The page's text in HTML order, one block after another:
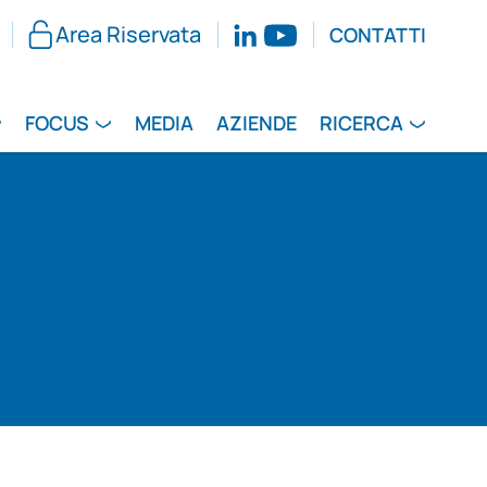
Area Riservata CONTATTI
FOCUS MEDIA AZIENDE RICERCA